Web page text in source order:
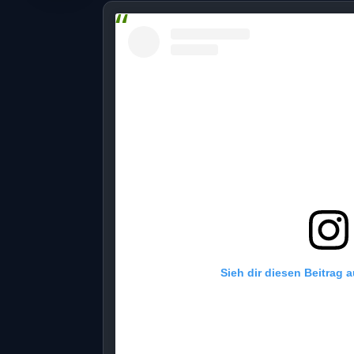
Sieh dir diesen Beitrag